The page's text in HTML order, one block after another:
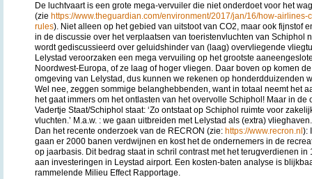
De luchtvaart is een grote mega-vervuiler die niet onderdoet voor het
(zie https://www.theguardian.com/environment/2017/jan/16/how-
rules). Niet alleen op het gebied van uitstoot van CO2, maar ook fijnstof
in de discussie over het verplaatsen van toeristenvluchten van Schiphol
wordt gediscussieerd over geluidshinder van (laag) overvliegende
Lelystad veroorzaken een mega vervuiling op het grootste
Noordwest-Europa, of ze laag of hoger vliegen. Daar boven op komen
omgeving van Lelystad, dus kunnen we rekenen op honderdduizenden
Wel nee, zeggen sommige belanghebbenden, want in totaal neemt het
het gaat immers om het ontlasten van het overvolle Schiphol! Maar in de
Vadertje Staat/Schiphol staat: ‘Zo ontstaat op Schiphol ruimte voor
vluchten.’ M.a.w. : we gaan uitbreiden met Lelystad als (extra) vlieghaven.
Dan het recente onderzoek van de RECRON (zie: https://www.recron.nl ):
gaan er 2000 banen verdwijnen en kost het de ondernemers in de
op jaarbasis. Dit bedrag staat in schril contrast met het terugverdienen
aan investeringen in Leystad airport. Een kosten-baten analyse is
rammelende Milieu Effect Rapportage.